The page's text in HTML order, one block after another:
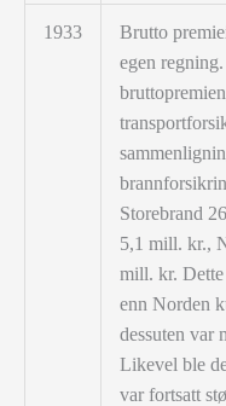
1933
Brutto
egen
Storebrand
5,1 mill. kr.,
mill. kr. Dette
enn Norden
dessuten var
Likevel ble
var fortsatt